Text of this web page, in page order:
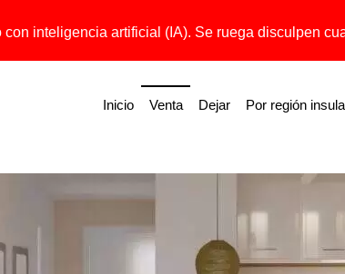
con inteligencia artificial (IA). Se ruega disculpen
Inicio Venta Dejar Por región